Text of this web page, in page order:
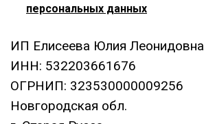
ИП Елисеева Юлия Леонидовна
ИНН: 532203661676
ОГРНИП: 323530000009256
Новгородская обл.
персональных данных